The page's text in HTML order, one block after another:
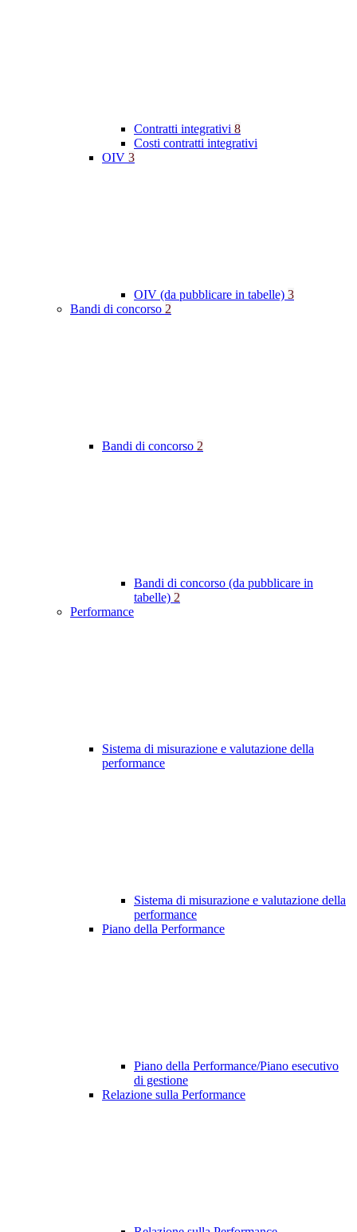
Contratti integrativi 8
Costi contratti integrativi
OIV 3
OIV (da pubblicare in tabelle) 3
Bandi di concorso 2
Bandi di concorso 2
Bandi di concorso (da pubblicare in
tabelle) 2
Performance
Sistema di misurazione e valutazione della
performance
Sistema di misurazione e valutazione della
performance
Piano della Performance
Piano della Performance/Piano esecutivo
di gestione
Relazione sulla Performance